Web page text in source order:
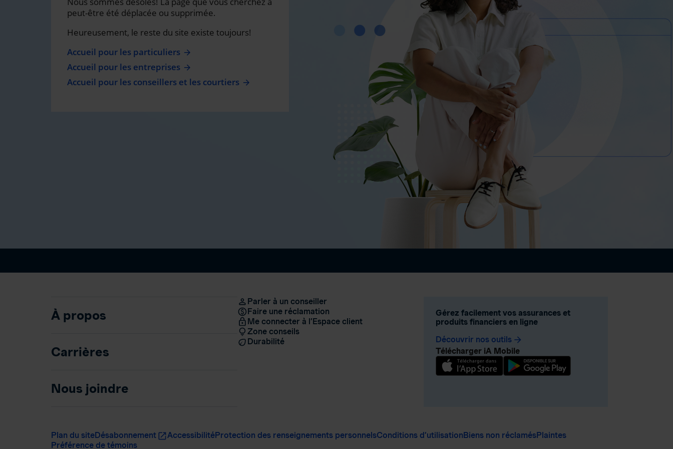
peut-être été déplacée ou supprimée.
Heureusement, le reste du site existe toujours!
Accueil pour les particuliers
Accueil pour les entreprises
Accueil pour les conseillers et les courtiers
À propos
Carrières
Nous joindre
Parler à un conseiller
Faire une réclamation
Me connecter à l’Espace client
Zone conseils
Durabilité
Gérez facilement vos assurances et
produits financiers en ligne
Découvrir nos outils arrow_forward
Télécharger iA Mobile
Plan du siteDésabonnement AccessibilitéProtection des renseignements personnelsConditions d’utilisationBiens non réclamésPlaintes
Préférence de témoins